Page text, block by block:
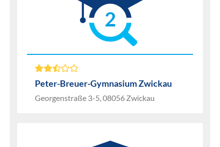
2
Peter-Breuer-Gymnasium Zwickau
Georgenstraße 3-5, 08056 Zwickau